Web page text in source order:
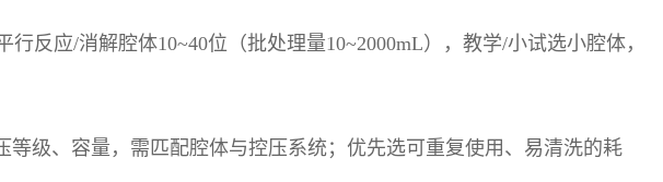
行反应/消解腔体10~40位（批处理量10~2000mL），教学/小试选小腔体，
等级、容量，需匹配腔体与控压系统；优先选可重复使用、易清洗的耗